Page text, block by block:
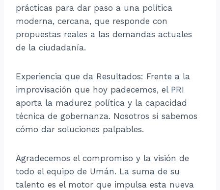
prácticas para dar paso a una política
moderna, cercana, que responde con
propuestas reales a las demandas actuales
de la ciudadanía.
Experiencia que da Resultados: Frente a la
improvisación que hoy padecemos, el PRI
aporta la madurez política y la capacidad
técnica de gobernanza. Nosotros sí sabemos
cómo dar soluciones palpables.
Agradecemos el compromiso y la visión de
todo el equipo de Umán. La suma de su
talento es el motor que impulsa esta nueva